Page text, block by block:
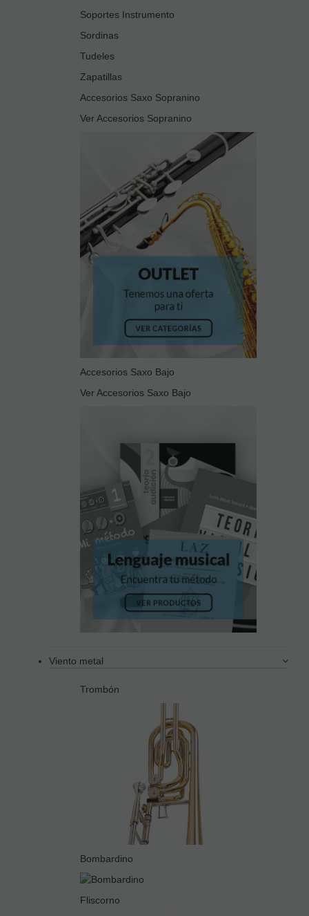
Soportes Instrumento
Sordinas
Tudeles
Zapatillas
Accesorios Saxo Sopranino
Ver Accesorios Sopranino
Accesorios Saxo Bajo
Ver Accesorios Saxo Bajo
Viento metal
Trombón
Bombardino
Fliscorno